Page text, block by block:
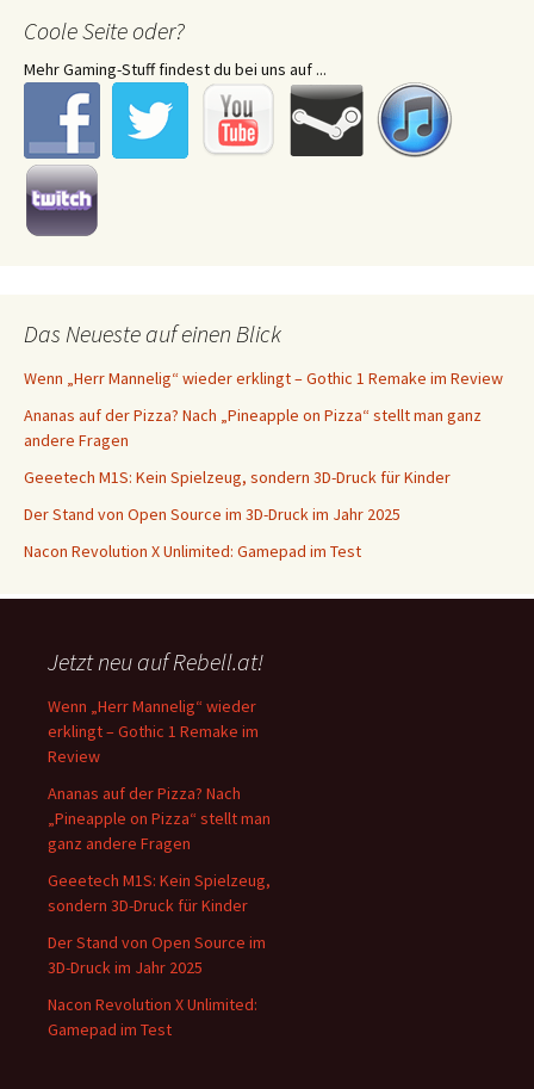
Coole Seite oder?
Mehr Gaming-Stuff findest du bei uns auf ...
Das Neueste auf einen Blick
Wenn „Herr Mannelig“ wieder erklingt – Gothic 1 Remake im Review
Ananas auf der Pizza? Nach „Pineapple on Pizza“ stellt man ganz
andere Fragen
Geeetech M1S: Kein Spielzeug, sondern 3D-Druck für Kinder
Der Stand von Open Source im 3D-Druck im Jahr 2025
Nacon Revolution X Unlimited: Gamepad im Test
Jetzt neu auf Rebell.at!
Wenn „Herr Mannelig“ wieder
erklingt – Gothic 1 Remake im
Review
Ananas auf der Pizza? Nach
„Pineapple on Pizza“ stellt man
ganz andere Fragen
Geeetech M1S: Kein Spielzeug,
sondern 3D-Druck für Kinder
Der Stand von Open Source im
3D-Druck im Jahr 2025
Nacon Revolution X Unlimited:
Gamepad im Test